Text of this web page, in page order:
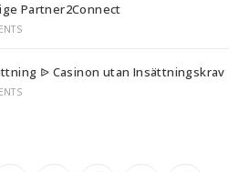
Partner2Connect
ᐉ Casinon utan Insättningskrav